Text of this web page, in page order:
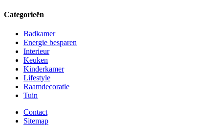
Categorieën
Badkamer
Energie besparen
Interieur
Keuken
Kinderkamer
Lifestyle
Raamdecoratie
Tuin
Contact
Sitemap